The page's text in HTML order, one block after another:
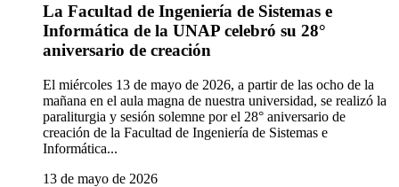
La Facultad de Ingeniería de Sistemas e
Informática de la UNAP celebró su 28°
aniversario de creación
El miércoles 13 de mayo de 2026, a partir de las ocho de la
mañana en el aula magna de nuestra universidad, se realizó la
paraliturgia y sesión solemne por el 28° aniversario de
creación de la Facultad de Ingeniería de Sistemas e
Informática...
13 de mayo de 2026